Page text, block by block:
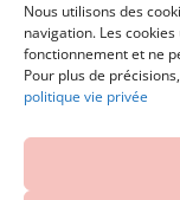
Nous utilisons des
navigation. Les
fonctionnement et ne
Pour plus de
politique vie privée
© La Maison
écrit